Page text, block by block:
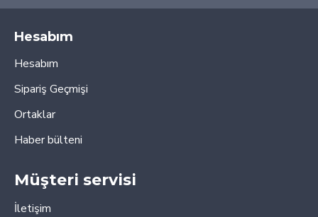
Hesabım
Hesabım
Sipariş Geçmişi
Ortaklar
Haber bülteni
Müşteri servisi
İletişim